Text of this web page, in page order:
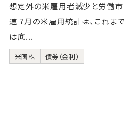
想定外の米雇用者減少と労働
速 7月の米雇用統計は、これま
は底...
米国株 債券（金利）